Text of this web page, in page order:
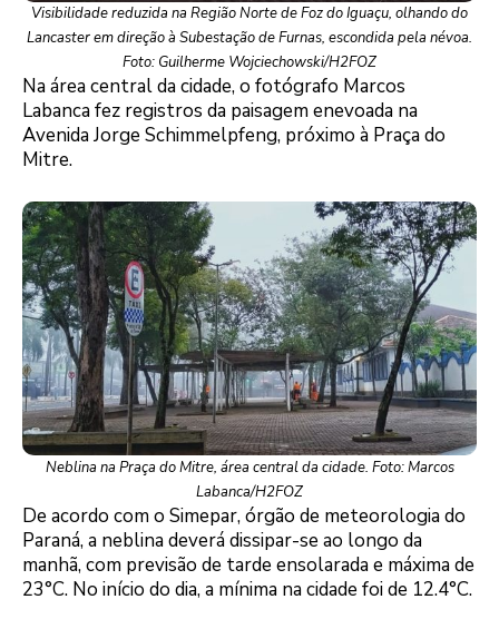
Visibilidade reduzida na Região Norte de Foz do Iguaçu, olhando do
Lancaster em direção à Subestação de Furnas, escondida pela névoa.
Foto: Guilherme Wojciechowski/H2FOZ
Na área central da cidade, o fotógrafo Marcos
Labanca fez registros da paisagem enevoada na
Avenida Jorge Schimmelpfeng, próximo à Praça do
Mitre.
Neblina na Praça do Mitre, área central da cidade. Foto: Marcos
Labanca/H2FOZ
De acordo com o Simepar, órgão de meteorologia do
Paraná, a neblina deverá dissipar-se ao longo da
manhã, com previsão de tarde ensolarada e máxima de
23°C. No início do dia, a mínima na cidade foi de 12.4°C.